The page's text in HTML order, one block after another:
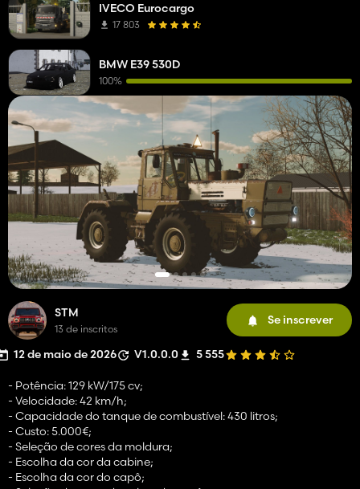
STM
13 de inscritos
Se inscrever
12 de maio de 2026 V1.0.0.0 5 555
- Potência: 129 kW/175 cv;
- Velocidade: 42 km/h;
- Capacidade do tanque de combustível: 430 litros;
- Custo: 5.000€;
- Seleção de cores da moldura;
- Escolha da cor da cabine;
- Escolha da cor do capô;
IVECO Eurocargo
17 803
BMW E39 530D
100%